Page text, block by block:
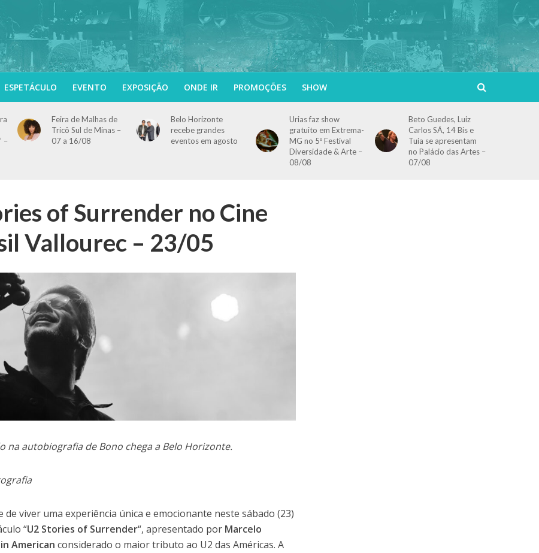
ESPETÁCULO EVENTO EXPOSIÇÃO ONDE IR PROMOÇÕES SHOW
–
Feira de Malhas de
Tricô Sul de Minas –
07 a 16/08
Belo Horizonte
recebe grandes
eventos em agosto
Urias faz show
gratuito em Extrema-
MG no 5º Festival
Diversidade & Arte –
08/08
Beto Guedes, Luiz
Carlos SÁ, 14 Bis e
Tuia se apresentam
no Palácio das Artes –
07/08
of Surrender no Cine
Vallourec – 23/05
na autobiografia de Bono chega a Belo Horizonte.
viver uma experiência única e emocionante neste sábado (23)
“U2 Stories of Surrender“, apresentado por Marcelo
American considerado o maior tributo ao U2 das Américas. A